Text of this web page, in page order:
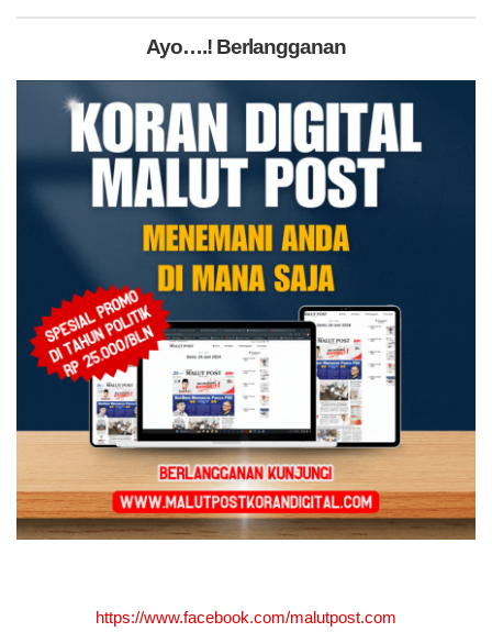
Ayo….! Berlangganan
https://www.facebook.com/malutpost.com